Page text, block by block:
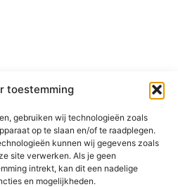
toestemming
gebruiken wij technologieën zoals
op te slaan en/of te raadplegen.
kunnen wij gegevens zoals
site verwerken. Als je geen
intrekt, kan dit een nadelige
en mogelijkheden.